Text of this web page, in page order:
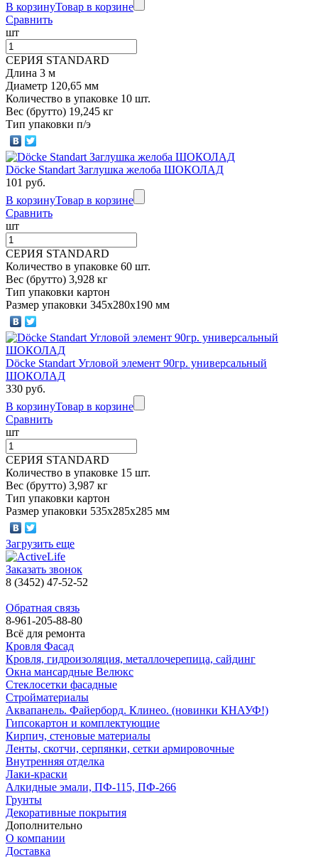
В корзинуТовар в корзине
Сравнить
шт
СЕРИЯ STANDARD
Длина 3 м
Диаметр 120,65 мм
Количество в упаковке 10 шт.
Вес (брутто) 19,245 кг
Тип упаковки п/э
Döcke Standart Заглушка желоба ШОКОЛАД
101 руб.
В корзинуТовар в корзине
Сравнить
шт
СЕРИЯ STANDARD
Количество в упаковке 60 шт.
Вес (брутто) 3,928 кг
Тип упаковки картон
Размер упаковки 345х280х190 мм
Döcke Standart Угловой элемент 90гр. универсальный
ШОКОЛАД
330 руб.
В корзинуТовар в корзине
Сравнить
шт
СЕРИЯ STANDARD
Количество в упаковке 15 шт.
Вес (брутто) 3,987 кг
Тип упаковки картон
Размер упаковки 535х285х285 мм
Загрузить еще
Заказать звонок
8 (3452) 47-52-52
Обратная связь
8-961-205-88-80
Всё для ремонта
Кровля Фасад
Кровля, гидроизоляция, металлочерепица, сайдинг
Окна мансардные Велюкс
Стеклосетки фасадные
Стройматериалы
Аквапанель. Файерборд. Клинео. (новинки КНАУФ!)
Гипсокартон и комплектующие
Кирпич, стеновые материалы
Ленты, скотчи, серпянки, сетки армировочные
Внутренняя отделка
Лаки-краски
Алкидные эмали, ПФ-115, ПФ-266
Грунты
Декоративные покрытия
Дополнительно
О компании
Доставка